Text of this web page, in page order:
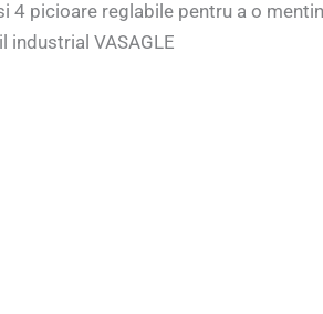
4 picioare reglabile pentru a o
VASAGLE